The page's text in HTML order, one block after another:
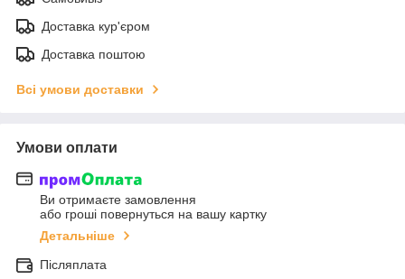
Доставка кур'єром
Доставка поштою
Всі умови доставки
Умови оплати
Ви отримаєте замовлення
або гроші повернуться на вашу картку
Детальніше
Післяплата